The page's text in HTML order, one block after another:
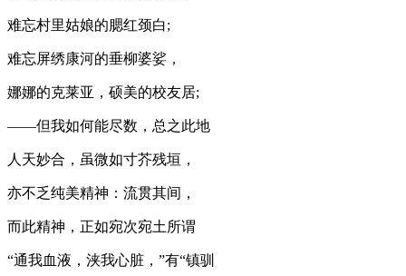
难忘村里姑娘的腮红颈白;
难忘屏绣康河的垂柳婆娑，
娜娜的克莱亚，硕美的校友居;
——但我如何能尽数，总之此地
人天妙合，虽微如寸芥残垣，
亦不乏纯美精神：流贯其间，
而此精神，正如宛次宛土所谓
“通我血液，浃我心脏，”有“镇驯